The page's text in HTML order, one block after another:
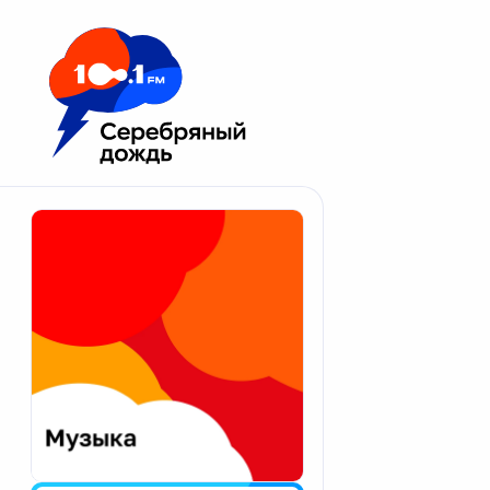
Москва 100.1 FM
Апатиты
Екатеринбург
Калининград
Калуга